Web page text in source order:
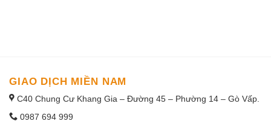
GIAO DỊCH MIỀN NAM
C40 Chung Cư Khang Gia – Đường 45 – Phường 14 – Gò Vấp.
0987 694 999